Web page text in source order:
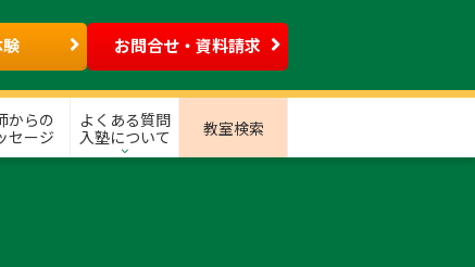
お問合せ・資料請求
からの
セージ
よくある質問
入塾について
教室検索